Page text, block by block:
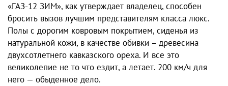
«ГАЗ-12 ЗИМ», как утверждает владелец, способен
бросить вызов лучшим представителям класса люкс.
Полы с дорогим ковровым покрытием, сиденья из
натуральной кожи, в качестве обивки – древесина
двухсотлетнего кавказского ореха. И все это
великолепие не то что ездит, а летает. 200 км/ч для
него — обыденное дело.